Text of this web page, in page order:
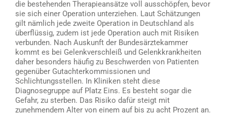
die bestehenden Therapieansätze voll ausschöpfen, bevor
sie sich einer Operation unterziehen. Laut Schätzungen
gilt nämlich jede zweite Operation in Deutschland als
überflüssig, zudem ist jede Operation auch mit Risiken
verbunden. Nach Auskunft der Bundesärztekammer
kommt es bei Gelenkverschleiß und Gelenkkrankheiten
daher besonders häufig zu Beschwerden von Patienten
gegenüber Gutachterkommissionen und
Schlichtungsstellen. In Kliniken steht diese
Diagnosegruppe auf Platz Eins. Es besteht sogar die
Gefahr, zu sterben. Das Risiko dafür steigt mit
zunehmendem Alter von einem auf bis zu acht Prozent an.